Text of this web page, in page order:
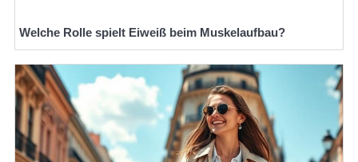
Welche Rolle spielt Eiweiß beim Muskelaufbau?